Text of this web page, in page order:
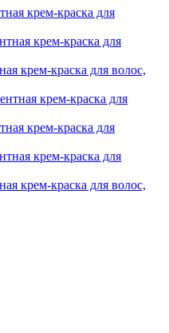
крем-краска для
крем-краска для волос,
крем-краска для
крем-краска для волос,